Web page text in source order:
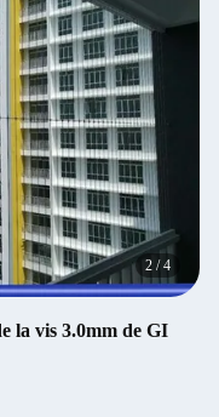
2 /4
la vis 3.0mm de GI